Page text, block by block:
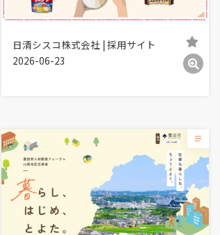
日清シスコ株式会社 | 採用サイト
2026-06-23